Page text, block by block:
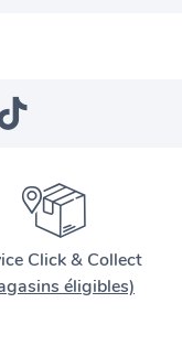
Click & Collect
éligibles)